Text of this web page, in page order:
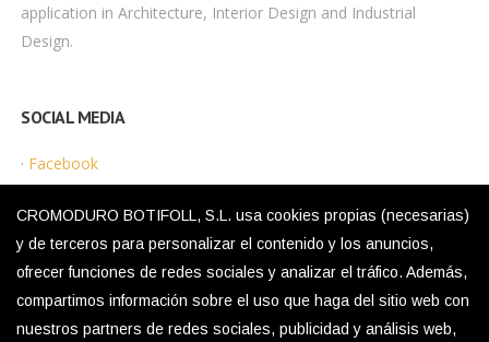
application in Architecture, Interior Design and Industrial
Design.
SOCIAL MEDIA
· Facebook
·Instagram
·Privacy Policy
CROMODURO BOTIFOLL, S.L. usa cookies propias (necesarias)
y de terceros para personalizar el contenido y los anuncios,
ofrecer funciones de redes sociales y analizar el tráfico. Además,
compartimos información sobre el uso que haga del sitio web con
nuestros partners de redes sociales, publicidad y análisis web,